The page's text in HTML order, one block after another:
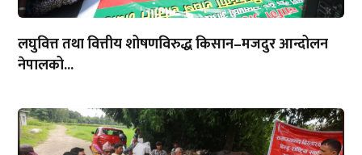
लघुवित्त तथा वित्तीय शोषणविरुद्ध किसान–मजदुर आन्दोलन
नेपालको...